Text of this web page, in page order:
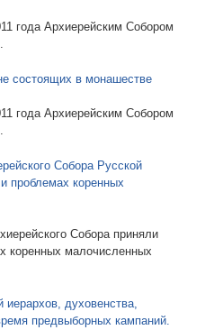
года Архиерейским Собором
состоящих в монашестве
года Архиерейским Собором
Собора Русской
проблемах коренных
Собора приняли
коренных малочисленных
иерархов, духовенства,
предвыборных кампаний.